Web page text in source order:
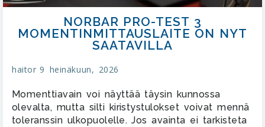
NORBAR PRO-TEST 3
MOMENTINMITTAUSLAITE ON NYT
SAATAVILLA
haitor 9 heinäkuun, 2026
Momenttiavain voi näyttää täysin kunnossa
olevalta, mutta silti kiristystulokset voivat mennä
toleranssin ulkopuolelle. Jos avainta ei tarkisteta